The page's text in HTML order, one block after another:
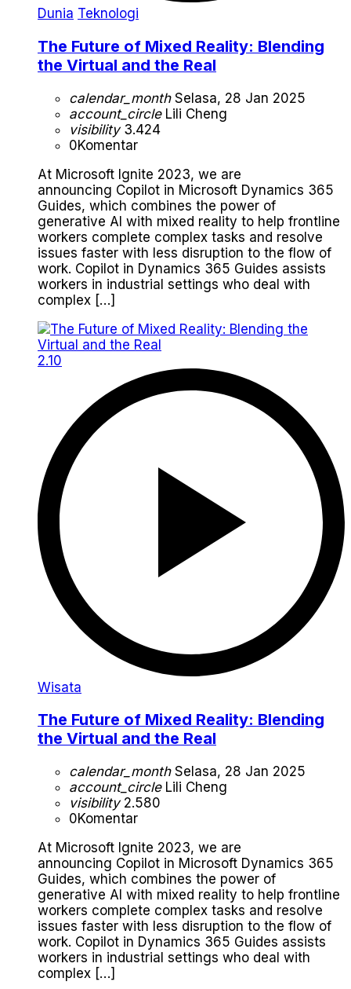
Dunia Teknologi
The Future of Mixed Reality: Blending
the Virtual and the Real
calendar_monthSelasa, 28 Jan 2025
account_circleLili Cheng
visibility3.424
0Komentar
At Microsoft Ignite 2023, we are
announcing Copilot in Microsoft Dynamics 365
Guides, which combines the power of
generative AI with mixed reality to help frontline
workers complete complex tasks and resolve
issues faster with less disruption to the flow of
work. Copilot in Dynamics 365 Guides assists
workers in industrial settings who deal with
complex […]
2.10
Wisata
The Future of Mixed Reality: Blending
the Virtual and the Real
calendar_monthSelasa, 28 Jan 2025
account_circleLili Cheng
visibility2.580
0Komentar
At Microsoft Ignite 2023, we are
announcing Copilot in Microsoft Dynamics 365
Guides, which combines the power of
generative AI with mixed reality to help frontline
workers complete complex tasks and resolve
issues faster with less disruption to the flow of
work. Copilot in Dynamics 365 Guides assists
workers in industrial settings who deal with
complex […]